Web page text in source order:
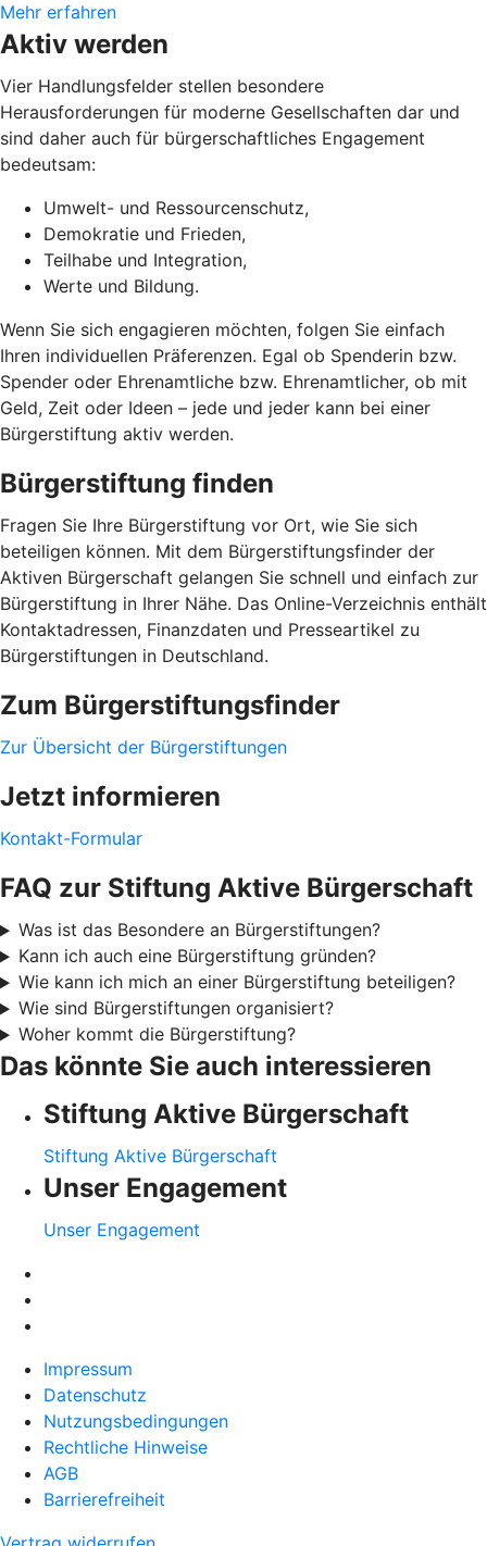
Mehr erfahren
Aktiv werden
Vier Handlungsfelder stellen besondere
Herausforderungen für moderne Gesellschaften dar und
sind daher auch für bürgerschaftliches Engagement
bedeutsam:
Umwelt- und Ressourcenschutz,
Demokratie und Frieden,
Teilhabe und Integration,
Werte und Bildung.
Wenn Sie sich engagieren möchten, folgen Sie einfach
Ihren individuellen Präferenzen. Egal ob Spenderin bzw.
Spender oder Ehrenamtliche bzw. Ehrenamtlicher, ob mit
Geld, Zeit oder Ideen – jede und jeder kann bei einer
Bürgerstiftung aktiv werden.
Bürgerstiftung finden
Fragen Sie Ihre Bürgerstiftung vor Ort, wie Sie sich
beteiligen können. Mit dem Bürgerstiftungsfinder der
Aktiven Bürgerschaft gelangen Sie schnell und einfach zur
Bürgerstiftung in Ihrer Nähe. Das Online-Verzeichnis enthält
Kontaktadressen, Finanzdaten und Presseartikel zu
Bürgerstiftungen in Deutschland.
Zum Bürgerstiftungsfinder
Zur Übersicht der Bürgerstiftungen
Jetzt informieren
Kontakt-Formular
FAQ zur Stiftung Aktive Bürgerschaft
Was ist das Besondere an Bürgerstiftungen?
Kann ich auch eine Bürgerstiftung gründen?
Wie kann ich mich an einer Bürgerstiftung beteiligen?
Wie sind Bürgerstiftungen organisiert?
Woher kommt die Bürgerstiftung?
Das könnte Sie auch interessieren
Stiftung Aktive Bürgerschaft
Stiftung Aktive Bürgerschaft
Unser Engagement
Unser Engagement
Impressum
Datenschutz
Nutzungsbedingungen
Rechtliche Hinweise
AGB
Barrierefreiheit